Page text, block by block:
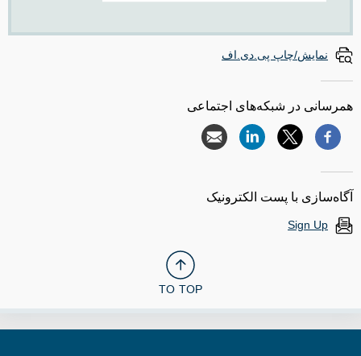
نمایش/چاپ پی.دی.اف
همرسانی در شبکه‌های اجتماعی
آگاه‌سازی با پست الکترونیک
Sign Up
TO TOP